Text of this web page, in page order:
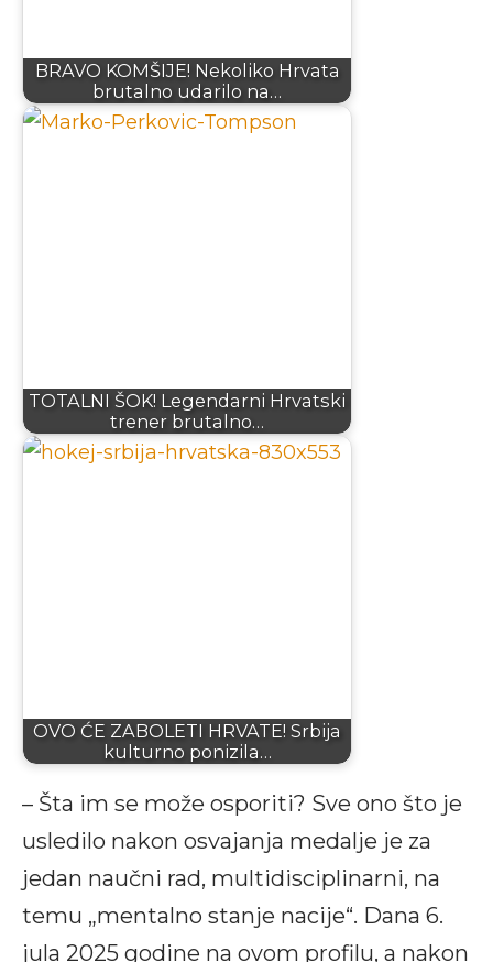
BRAVO KOMŠIJE! Nekoliko Hrvata
brutalno udarilo na…
TOTALNI ŠOK! Legendarni Hrvatski
trener brutalno…
OVO ĆE ZABOLETI HRVATE! Srbija
kulturno ponizila…
– Šta im se može osporiti? Sve ono što je
usledilo nakon osvajanja medalje je za
jedan naučni rad, multidisciplinarni, na
temu „mentalno stanje nacije“. Dana 6.
jula 2025 godine na ovom profilu, a nakon